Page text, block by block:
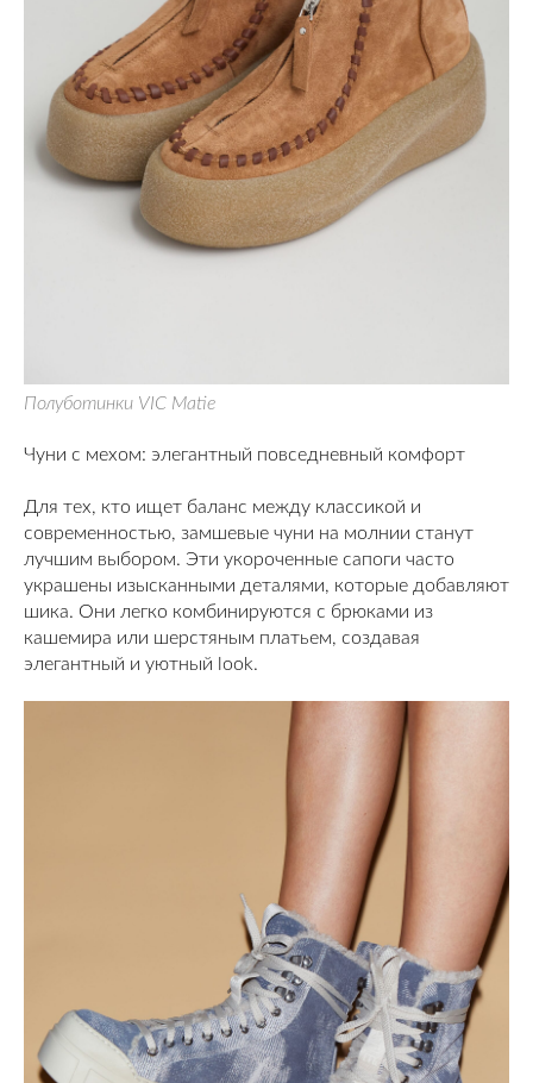
Полуботинки VIC Matie
Чуни с мехом: элегантный повседневный комфорт
Для тех, кто ищет баланс между классикой и
современностью, замшевые чуни на молнии станут
лучшим выбором. Эти укороченные сапоги часто
украшены изысканными деталями, которые добавляют
шика. Они легко комбинируются с брюками из
кашемира или шерстяным платьем, создавая
элегантный и уютный look.